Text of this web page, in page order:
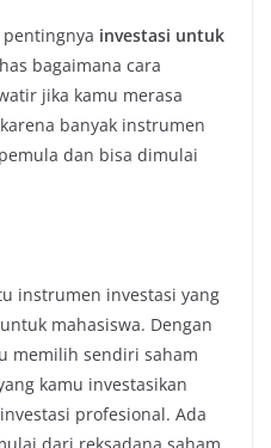
investasi untuk
bagaimana cara
jika kamu merasa
banyak instrumen
dan bisa dimulai
instrumen investasi yang
mahasiswa. Dengan
memilih sendiri saham
kamu investasikan
profesional. Ada